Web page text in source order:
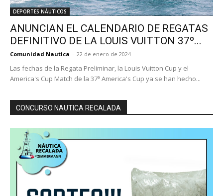
DEPORTES NÁUTICOS
ANUNCIAN EL CALENDARIO DE REGATAS
DEFINITIVO DE LA LOUIS VUITTON 37º...
Comunidad Nautica - 22 de enero de 2024
Las fechas de la Regata Preliminar, la Louis Vuitton Cup y el
America's Cup Match de la 37ª America's Cup ya se han hecho...
CONCURSO NAUTICA RECALADA